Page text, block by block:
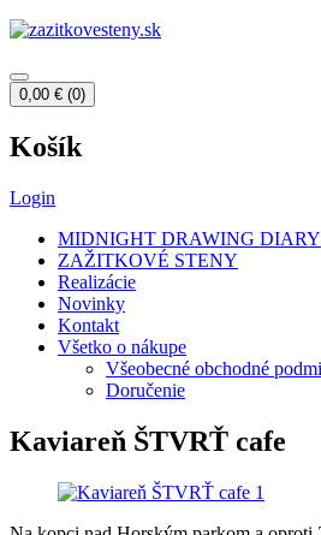
0,00 € (0)
Košík
Login
MIDNIGHT DRAWING DIARY
ZAŽITKOVÉ STENY
Realizácie
Novinky
Kontakt
Všetko o nákupe
Všeobecné obchodné
Doručenie
Kaviareň ŠTVRŤ cafe